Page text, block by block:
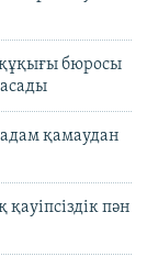
бюросы
қамаудан
пән